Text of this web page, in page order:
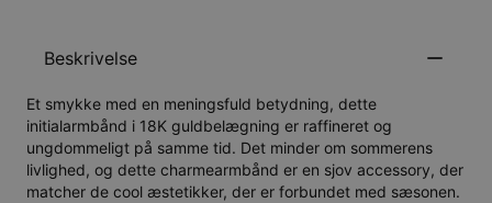
Beskrivelse
Et smykke med en meningsfuld betydning, dette
initialarmbånd i 18K guldbelægning er raffineret og
ungdommeligt på samme tid. Det minder om sommerens
livlighed, og dette charmearmbånd er en sjov accessory, der
matcher de cool æstetikker, der er forbundet med sæsonen.